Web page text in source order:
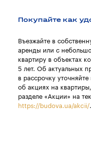
Покупайте как
Въезжайте в
аренды или с
квартиру в объектах
5 лет. Об актуальных
в рассрочку
об акциях на
разделе «Акции» на
https://budova.ua/akcii/.